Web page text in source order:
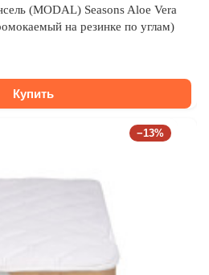
(MODAL) Seasons Aloe Vera
на резинке по углам)
Купить
−13%